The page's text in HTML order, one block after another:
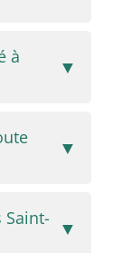
à
▼
▼
Saint-
▼